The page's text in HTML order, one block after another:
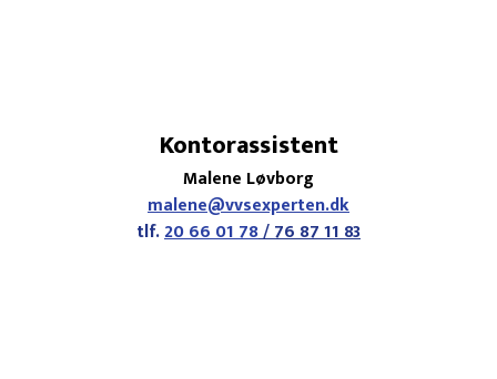
Kontorassistent
Malene Løvborg
malene@vvsexperten.dk
tlf.20 66 01 78/76 87 11 83